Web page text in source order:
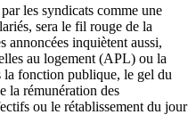
les syndicats comme une
sera le fil rouge de la
annoncées inquiètent aussi,
au logement (APL) ou la
la fonction publique, le gel du
la rémunération des
ou le rétablissement du jour